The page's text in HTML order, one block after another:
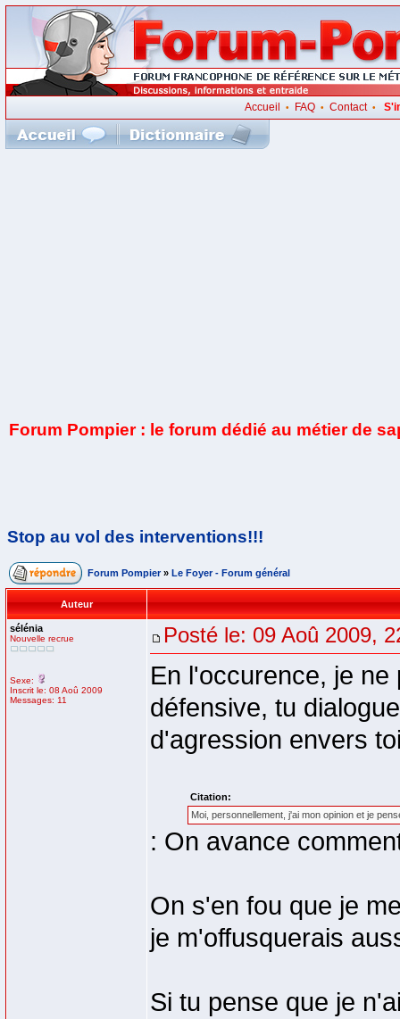
Accueil • FAQ• Contact•
Forum Pompier : le forum dédié au métier de
Stop au vol des interventions!!!
Forum Pompier » Le Foyer - Forum général
Auteur
sélénia
Nouvelle recrue
Sexe:
Inscrit le: 08 Aoû 2009
Messages: 11
Posté le: 09 Aoû 2009,
En l'occurence, je
défensive, tu
d'agression envers
Citation:
Moi, personnellement, j'ai mon opinion et je
: On avance
On s'en fou que je
je m'offusquerais
Si tu pense que je